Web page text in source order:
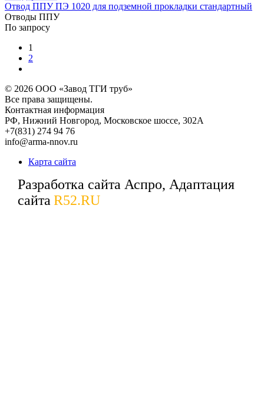
Отвод ППУ ПЭ 1020 для подземной прокладки стандартный
Отводы ППУ
По запросу
1
2
© 2026 ООО «Завод ТГИ труб»
Все права защищены.
Контактная информация
РФ, Нижний Новгород, Московское шоссе, 302А
+7(831) 274 94 76
info@arma-nnov.ru
Карта сайта
Разработка сайта Аспро, Адаптация
сайта R52.RU